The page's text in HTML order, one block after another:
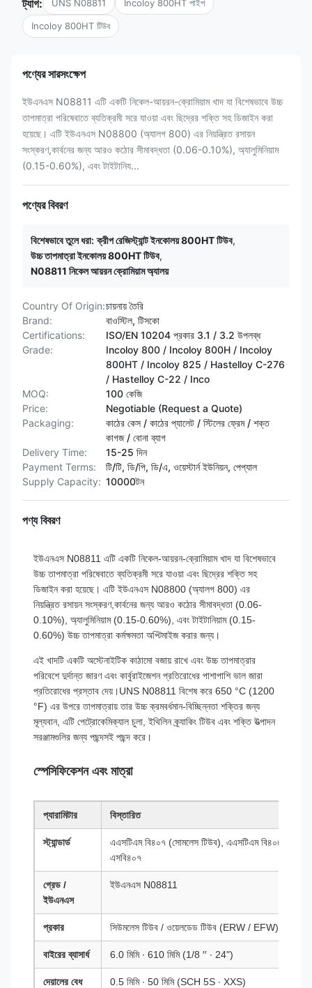
ট্যাগ: UNS N08811 Incoloy 800HT পাইপ
Incoloy 800HT টিউব
পণ্যের সারসংক্ষেপ
ইউএনএস N08811 এটি একটি নিকেল-আয়রন-ক্রোমিয়াম খাদ যা বিশেষভাবে উচ্চ
তাপমাত্রা পরিষেবাতে ব্যতিক্রমী সরে যাওয়া এবং ছিদ্রের শক্তি সহ ডিজাইন করা
হয়েছে। এটি ইউএনএস N08800 (অ্যালগ 800) এর নিয়ন্ত্রিত রসায়ন
সংস্করণ,কার্বনের জন্য আরও কঠোর সীমাবদ্ধতা (0.06-0.10%), অ্যালুমিনিয়াম
(0.15-0.60%), এবং টাইটানিয...
পণ্যের বিবরণ
বিশেষভাবে তুলে ধরা: ক্রীপ রেজিস্ট্যান্ট ইনকোলয় 800HT টিউব,
উচ্চ তাপমাত্রা ইনকোলয় 800HT টিউব,
N08811 নিকেল আয়রন ক্রোমিয়াম অ্যালয়
Country Of Origin:চায়নায় তৈরি
Brand:
বাওস্টিল, টিসকো
Certifications:
ISO/EN 10204 প্রকার 3.1 / 3.2 উপলব্ধ
Grade:
Incoloy 800 / Incoloy 800H / Incoloy
800HT / ​​Incoloy 825 / Hastelloy C-276
/ Hastelloy C-22 / Inco
MOQ:
100 কেজি
Price:
Negotiable (Request a Quote)
Packaging:
কাঠের কেস / কাঠের প্যালেট / স্টিলের ফ্রেম / শক্ত
কাগজ / বোনা ব্যাগ
Delivery Time:
15-25 দিন
Payment Terms:
টি/টি, ডি/পি, ডি/এ, ওয়েস্টার্ন ইউনিয়ন, পেপ্যাল
Supply Capacity: 10000টন
পণ্য বিবরণ
ইউএনএস N08811 এটি একটি নিকেল-আয়রন-ক্রোমিয়াম খাদ যা বিশেষভাবে
উচ্চ তাপমাত্রা পরিষেবাতে ব্যতিক্রমী সরে যাওয়া এবং ছিদ্রের শক্তি সহ
ডিজাইন করা হয়েছে। এটি ইউএনএস N08800 (অ্যালগ 800) এর
নিয়ন্ত্রিত রসায়ন সংস্করণ,কার্বনের জন্য আরও কঠোর সীমাবদ্ধতা (0.06-
0.10%), অ্যালুমিনিয়াম (0.15-0.60%), এবং টাইটানিয়াম (0.15-
0.60%) উচ্চ তাপমাত্রা কর্মক্ষমতা অপ্টিমাইজ করার জন্য।
এই খাদটি একটি অস্টেনাইটিক কাঠামো বজায় রাখে এবং উচ্চ তাপমাত্রার
পরিবেশে দুর্দান্ত জারণ এবং কার্বুরাইজেশন প্রতিরোধের পাশাপাশি ভাল জারা
প্রতিরোধের প্রস্তাব দেয়।UNS N08811 বিশেষ করে 650 °C (1200
°F) এর উপরে তাপমাত্রায় তার উচ্চ ক্রমবর্ধমান-বিচ্ছিন্নতা শক্তির জন্য
মূল্যবান, এটি পেট্রোকেমিক্যাল চুলা, ইথিলিন ক্র্যাকিং টিউব এবং শক্তি উত্পাদন
সরঞ্জামগুলির জন্য পছন্দসই পছন্দ করে।
স্পেসিফিকেশন এবং মাত্রা
প্যারামিটার বিস্তারিত
স্ট্যান্ডার্ড
এএসটিএম বি৪০৭ (সোমলেস টিউব), এএসটিএম বি৪০৮
এসবি৪০৭
গ্রেড /
ইউএনএস
ইউএনএস N08811
প্রকার সিউমলেস টিউব / ওয়েলডেড টিউব (ERW / EFW)
বাইরের ব্যাসার্ধ 6.0 মিমি ∙ 610 মিমি (1/8 ′′ ∙ 24")
দেয়ালের বেধ 0.5 মিমি ∙ 50 মিমি (SCH 5S ∙ XXS)